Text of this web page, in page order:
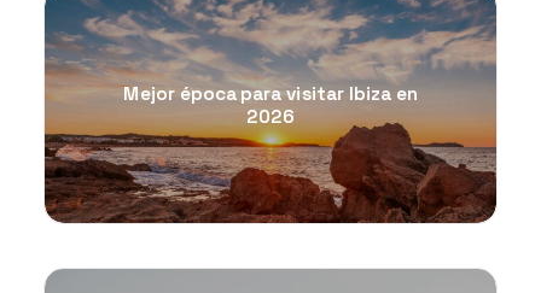
Mejor época para visitar Ibiza en
2026